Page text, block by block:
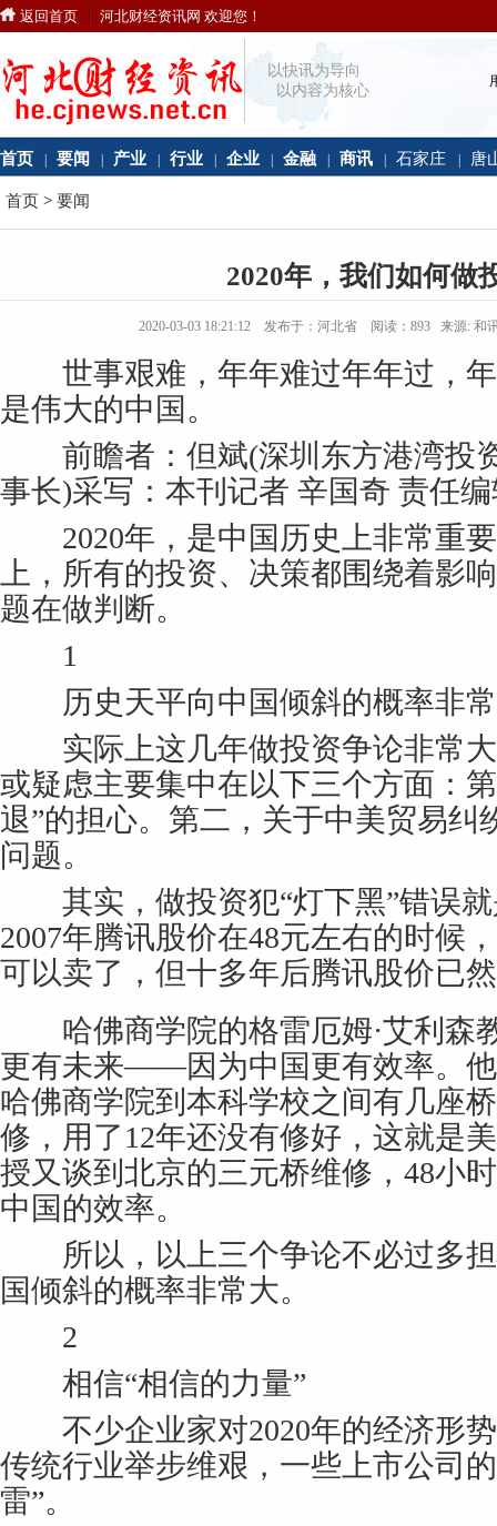
返回首页 河北财经资讯网 欢迎您！
以快讯为导向
以内容为核心
首页 要闻 产业 行业 企业 金融 商讯 石家庄 唐
首页 > 要闻
2020年，我们如何做
2020-03-03 18:21:12 发布于：河北省 阅读： 893 来源: 和
世事艰难，年年难过年年过，年
是伟大的中国。
前瞻者：但斌(深圳东方港湾投
事长)采写：本刊记者 辛国奇 责任
2020年，是中国历史上非常重要
上，所有的投资、决策都围绕着影
题在做判断。
1
历史天平向中国倾斜的概率非
实际上这几年做投资争论非常大
或疑虑主要集中在以下三个方面：
退”的担心。第二，关于中美贸易纠
问题。
其实，做投资犯“灯下黑”错误就
2007年腾讯股价在48元左右的时候
可以卖了，但十多年后腾讯股价已
哈佛商学院的格雷厄姆·艾利森
更有未来——因为中国更有效率。
哈佛商学院到本科学校之间有几座
修，用了12年还没有修好，这就是
授又谈到北京的三元桥维修，48小
中国的效率。
所以，以上三个争论不必过多担
国倾斜的概率非常大。
2
相信“相信的力量”
不少企业家对2020年的经济形势
传统行业举步维艰，一些上市公司
雷”。